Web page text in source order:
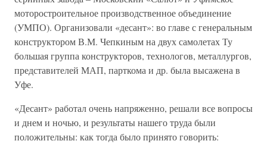
моторостроительное производственное объединение
(УМПО). Организовали «десант»: во главе с генеральным
конструктором В.М. Чепкиным на двух самолетах Ту
большая группа конструкторов, технологов, металлургов,
представителей МАП, парткома и др. была высажена в
Уфе.
«Десант» работал очень напряженно, решали все вопросы
и днем и ночью, и результаты нашего труда были
положительны: как тогда было принято говорить: